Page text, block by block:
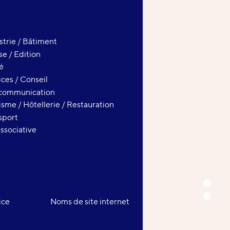
/ Bâtiment
/ Edition
/ Conseil
/ Hôtellerie / Restauration
Noms de site internet